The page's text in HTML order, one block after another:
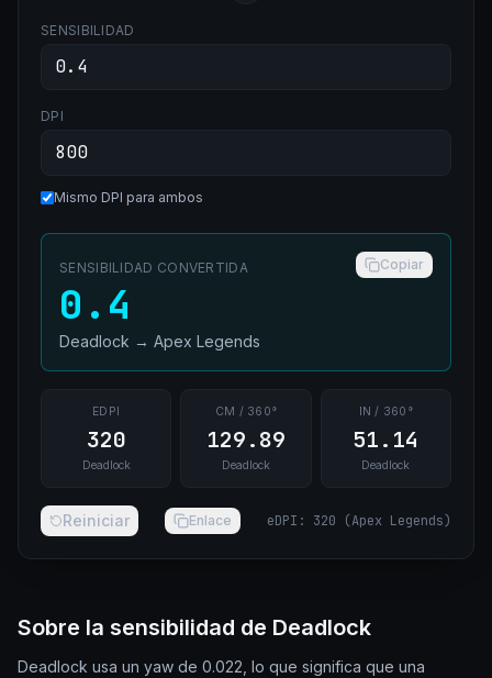
SENSIBILIDAD
DPI
Mismo DPI para ambos
SENSIBILIDAD CONVERTIDA Copiar
0.4
Deadlock → Apex Legends
EDPI
320
Deadlock
CM / 360°
129.89
Deadlock
IN / 360°
51.14
Deadlock
Reiniciar Enlace eDPI : 320 (Apex Legends)
Sobre la sensibilidad de Deadlock
Deadlock usa un yaw de 0.022, lo que significa que una